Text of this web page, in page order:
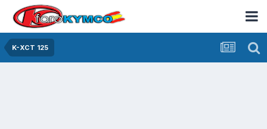
K-XCT 125